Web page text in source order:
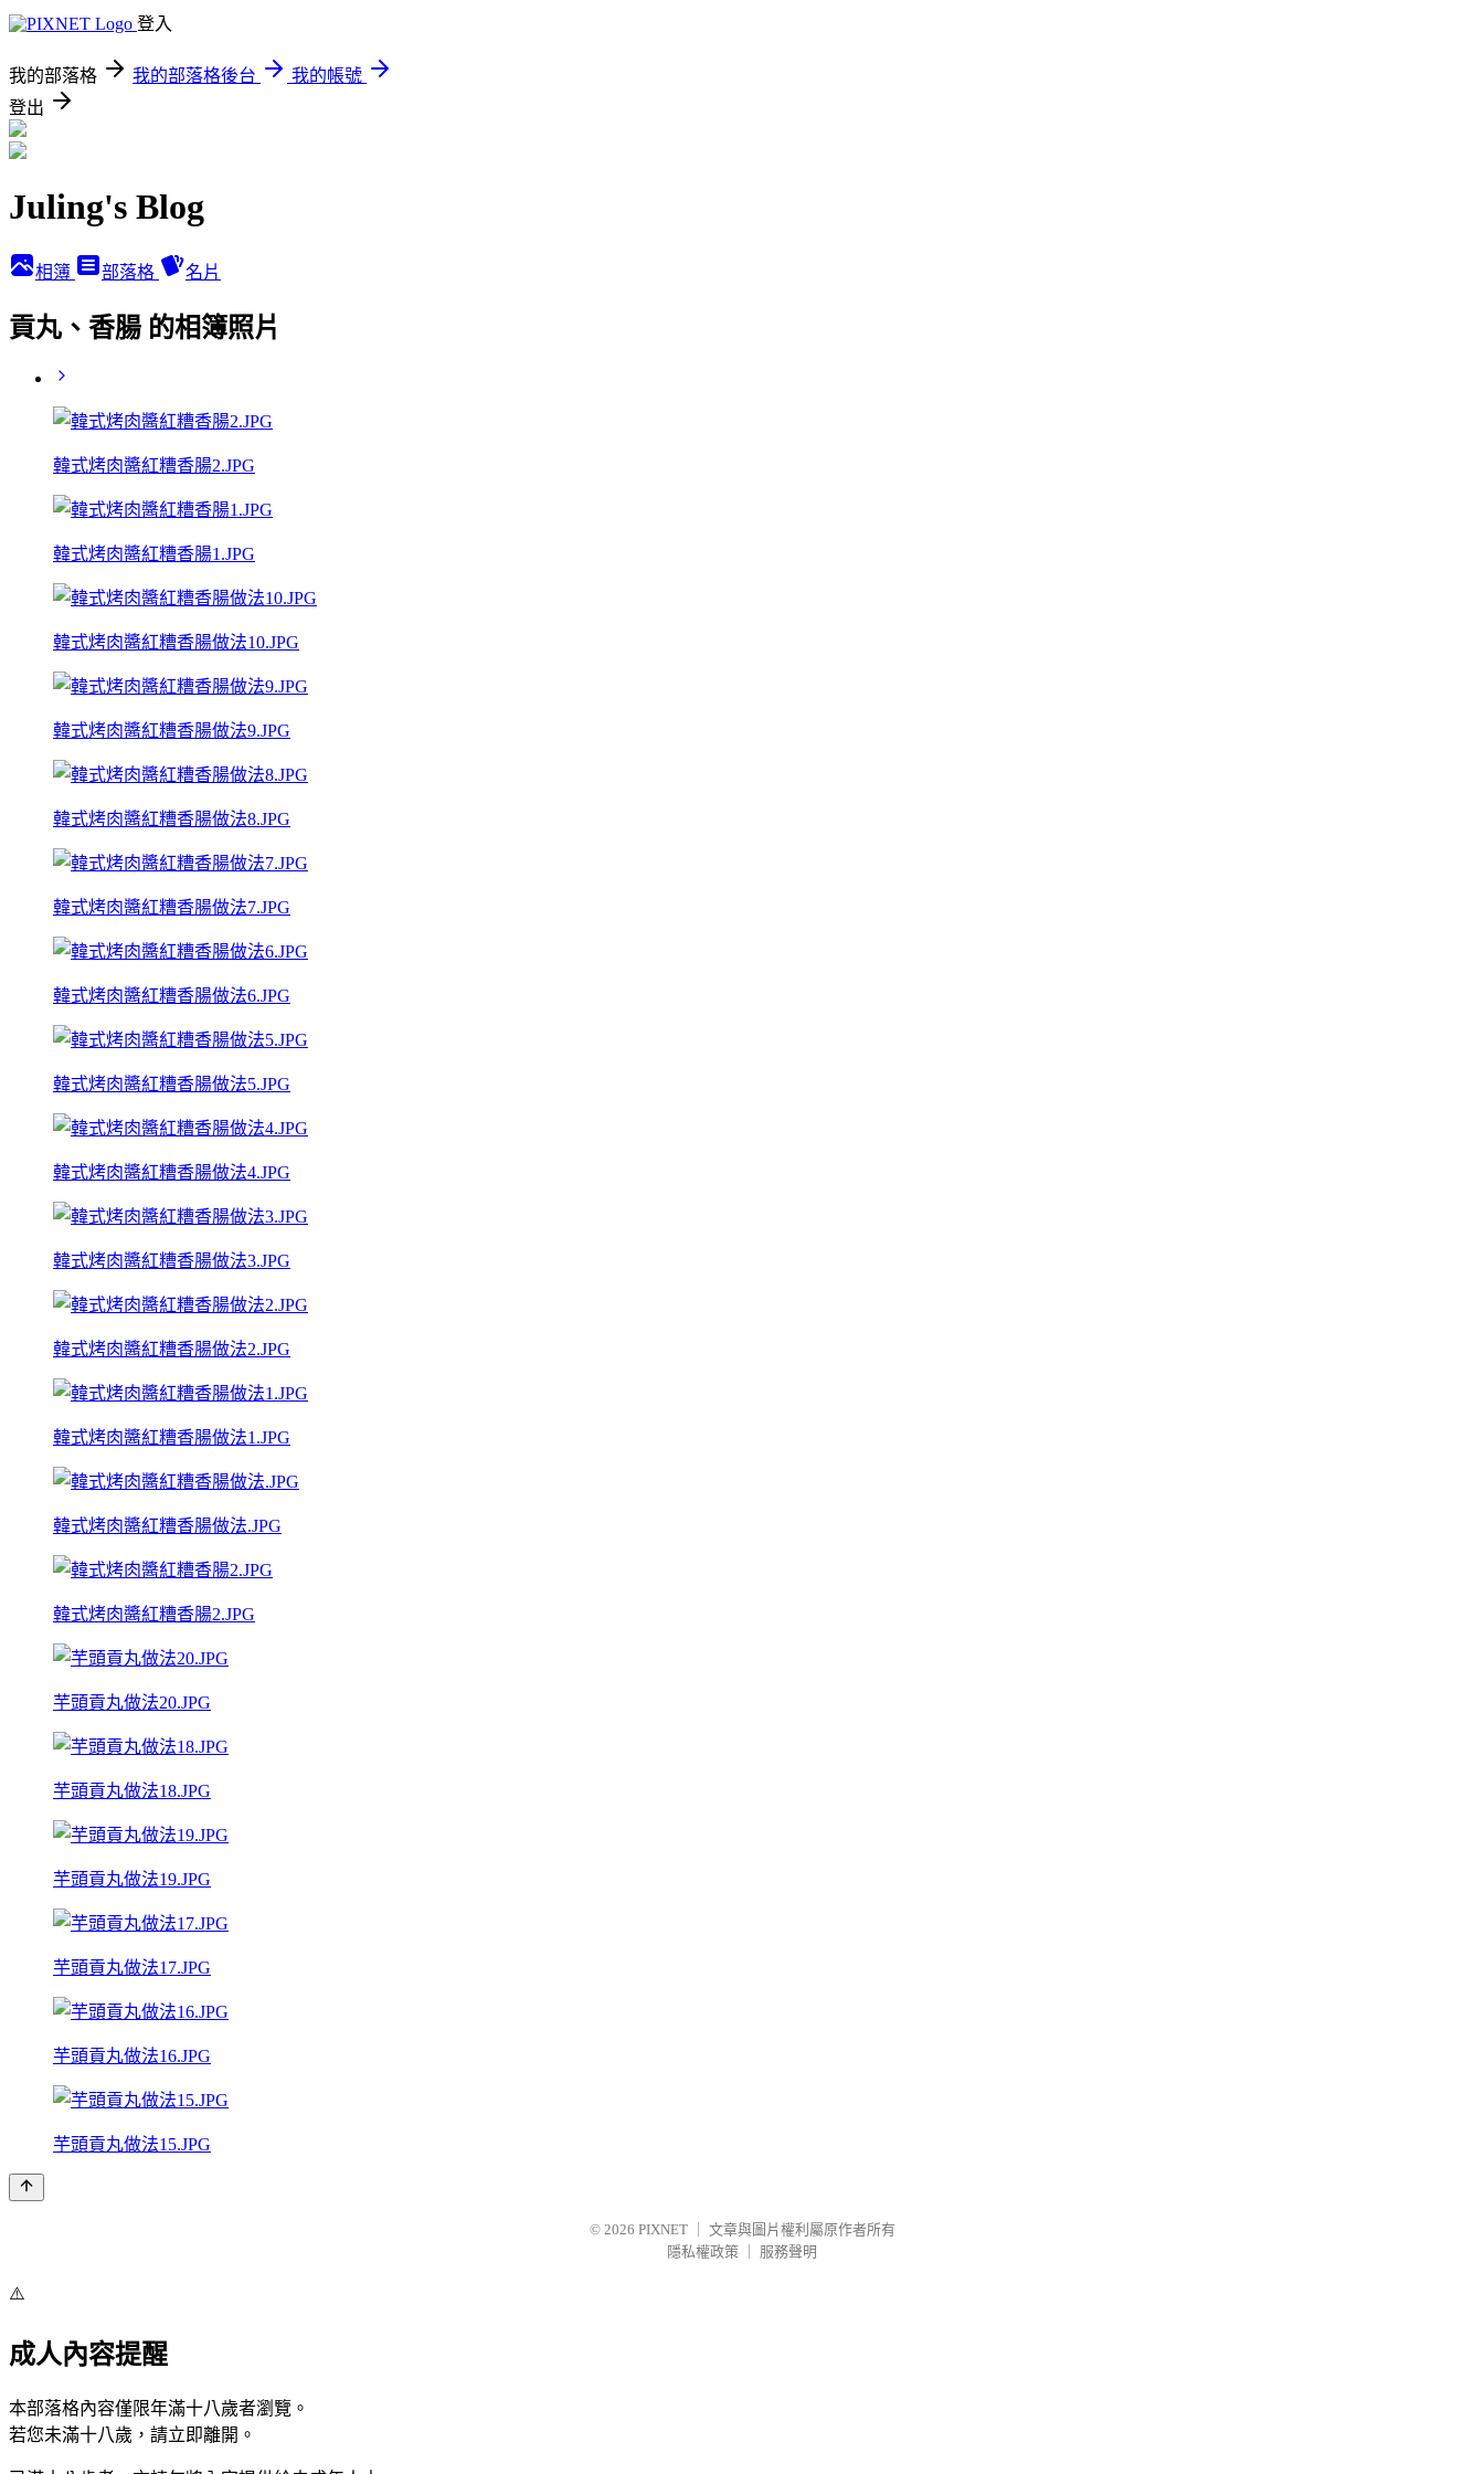
登入
我的部落格 我的部落格後台
我的帳號
登出
Juling's Blog
相簿 部落格 名片
貢丸、香腸 的相簿照片
韓式烤肉醬紅糟香腸2.JPG
韓式烤肉醬紅糟香腸1.JPG
韓式烤肉醬紅糟香腸做法10.JPG
韓式烤肉醬紅糟香腸做法9.JPG
韓式烤肉醬紅糟香腸做法8.JPG
韓式烤肉醬紅糟香腸做法7.JPG
韓式烤肉醬紅糟香腸做法6.JPG
韓式烤肉醬紅糟香腸做法5.JPG
韓式烤肉醬紅糟香腸做法4.JPG
韓式烤肉醬紅糟香腸做法3.JPG
韓式烤肉醬紅糟香腸做法2.JPG
韓式烤肉醬紅糟香腸做法1.JPG
韓式烤肉醬紅糟香腸做法.JPG
韓式烤肉醬紅糟香腸2.JPG
芋頭貢丸做法20.JPG
芋頭貢丸做法18.JPG
芋頭貢丸做法19.JPG
芋頭貢丸做法17.JPG
芋頭貢丸做法16.JPG
芋頭貢丸做法15.JPG
© 2026 PIXNET
文章與圖片權利屬原作者所有
隱私權政策
服務聲明
⚠️
成人內容提醒
本部落格內容僅限年滿十八歲者瀏覽。
若您未滿十八歲，請立即離開。